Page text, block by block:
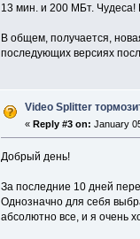
13 мин. и 200 МБт. Чудеса!
В общем, получается,
последующих версиях
Video Splitter
«Reply #3 on: January
Добрый день!
За последние 10 дней
Однозначно для себя
абсолютно все, и я очень